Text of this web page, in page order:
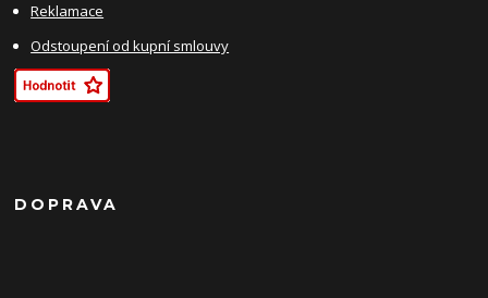
Reklamace
Odstoupení od kupní smlouvy
DOPRAVA